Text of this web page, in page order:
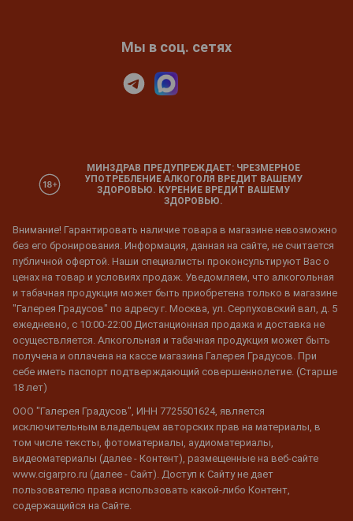
Мы в соц. сетях
МИНЗДРАВ ПРЕДУПРЕЖДАЕТ: ЧРЕЗМЕРНОЕ
УПОТРЕБЛЕНИЕ АЛКОГОЛЯ ВРЕДИТ ВАШЕМУ
ЗДОРОВЬЮ. КУРЕНИЕ ВРЕДИТ ВАШЕМУ
ЗДОРОВЬЮ.
Внимание! Гарантировать наличие товара в магазине невозможно
без его бронирования. Информация, данная на сайте, не считается
публичной офертой. Наши специалисты проконсультируют Вас о
ценах на товар и условиях продаж. Уведомляем, что алкогольная
и табачная продукция может быть приобретена только в магазине
"Галерея Градусов" по адресу г. Москва, ул. Серпуховский вал, д. 5
ежедневно, с 10:00-22:00 Дистанционная продажа и доставка не
осуществляется. Алкогольная и табачная продукция может быть
получена и оплачена на кассе магазина Галерея Градусов. При
себе иметь паспорт подтверждающий совершеннолетие. (Старше
18 лет)
ООО "Галерея Градусов", ИНН 7725501624, является
исключительным владельцем авторских прав на материалы, в
том числе тексты, фотоматериалы, аудиоматериалы,
видеоматериалы (далее - Контент), размещенные на веб-сайте
www.cigarpro.ru (далее - Сайт). Доступ к Сайту не дает
пользователю права использовать какой-либо Контент,
содержащийся на Сайте.